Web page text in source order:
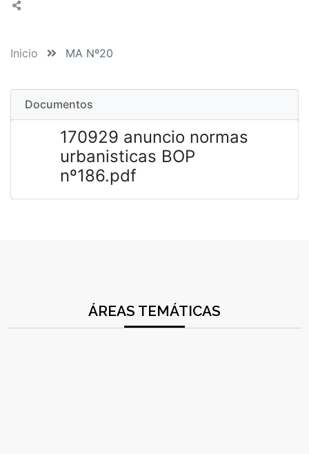
Inicio MA Nº20
Documentos
170929 anuncio normas
urbanisticas BOP
nº186.pdf
ÁREAS TEMÁTICAS